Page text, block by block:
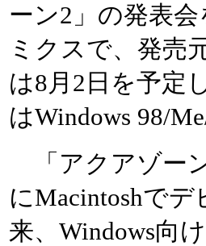
ーン2」の発表
ミクスで、発売
は8月2日を予定
はWindows 98/
「アクアゾー
にMacintoshで
来、Windows向